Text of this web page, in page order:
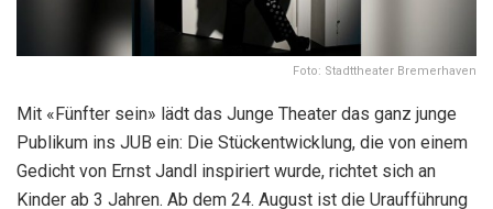
Foto: Stadttheater Bremerhaven
Mit «Fünfter sein» lädt das Junge Theater das ganz junge
Publikum ins JUB ein: Die Stückentwicklung, die von einem
Gedicht von Ernst Jandl inspiriert wurde, richtet sich an
Kinder ab 3 Jahren. Ab dem 24. August ist die Uraufführung